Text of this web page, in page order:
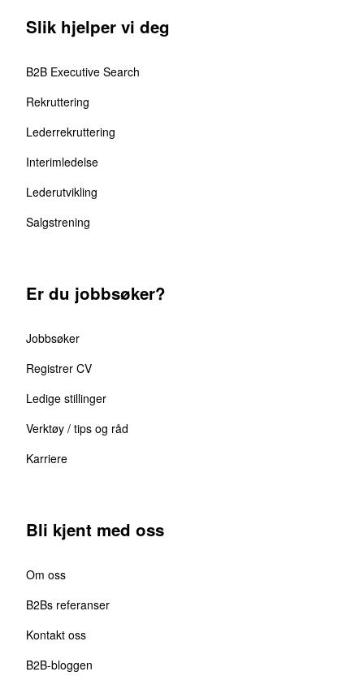
Slik hjelper vi deg
B2B Executive Search
Rekruttering
Lederrekruttering
Interimledelse
Lederutvikling
Salgstrening
Er du jobbsøker?
Jobbsøker
Registrer CV
Ledige stillinger
Verktøy / tips og råd
Karriere
Bli kjent med oss
Om oss
B2Bs referanser
Kontakt oss
B2B-bloggen